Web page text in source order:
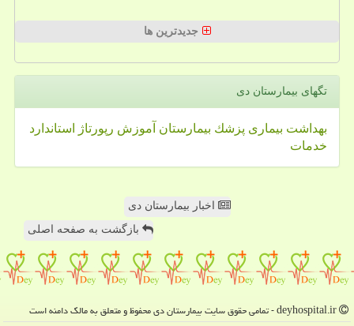
جدیدترین ها
تگهای بیمارستان دی
بهداشت بیماری پزشك بیمارستان آموزش رپورتاژ
استاندارد
خدمات
اخبار بیمارستان دی
بازگشت به صفحه اصلی